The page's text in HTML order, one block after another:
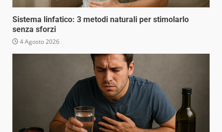
Sistema linfatico: 3 metodi naturali per stimolarlo
senza sforzi
4 Agosto 2026